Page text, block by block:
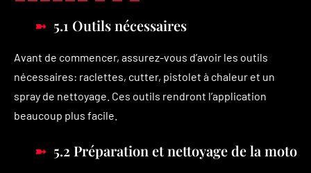
5.1 Outils nécessaires
Avant de commencer, assurez-vous d’avoir les outils
nécessaires: raclettes, cutter, pistolet à chaleur et un
spray de nettoyage. Ces outils rendront l’application
beaucoup plus facile.
5.2 Préparation et nettoyage de la moto